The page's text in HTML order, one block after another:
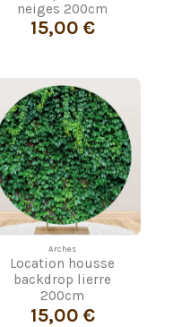
neiges 200cm
15,00 €
Arches
Location housse
backdrop lierre
200cm
15,00 €